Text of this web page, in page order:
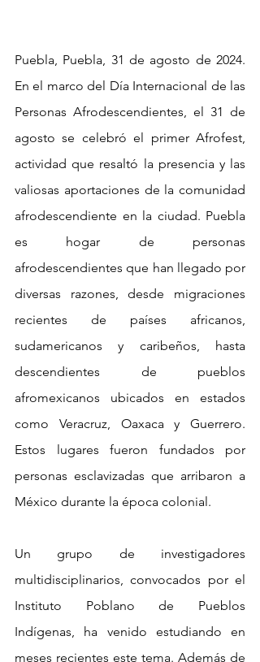
Puebla, Puebla, 31 de agosto de 2024.
En el marco del Día Internacional de las
Personas Afrodescendientes, el 31 de
agosto se celebró el primer Afrofest,
actividad que resaltó la presencia y las
valiosas aportaciones de la comunidad
afrodescendiente en la ciudad. Puebla
es hogar de personas
afrodescendientes que han llegado por
diversas razones, desde migraciones
recientes de países africanos,
sudamericanos y caribeños, hasta
descendientes de pueblos
afromexicanos ubicados en estados
como Veracruz, Oaxaca y Guerrero.
Estos lugares fueron fundados por
personas esclavizadas que arribaron a
México durante la época colonial.
Un grupo de investigadores
multidisciplinarios, convocados por el
Instituto Poblano de Pueblos
Indígenas, ha venido estudiando en
meses recientes este tema. Además de